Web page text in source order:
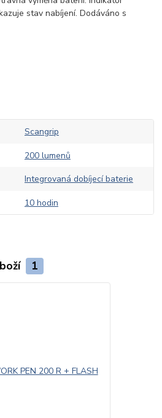
stav nabíjení. Dodáváno s
Scangrip
200 lumenů
Integrovaná dobíjecí baterie
10 hodin
1